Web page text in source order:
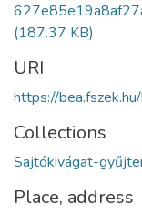
(187.37 KB)
URI
https://
Collections
Sajtókivágat-
Place, address